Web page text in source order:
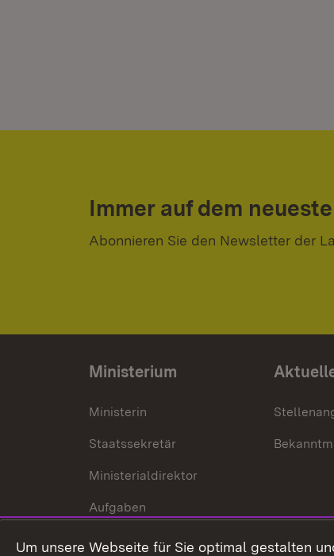
Immer auf dem
Abonnieren Sie den Newsletter der
Ministerium
Ministerin
Staatssekretär
Ministerialdirektor
Aufgaben
Internationale
Um unsere Webseite für Sie optimal gestalten